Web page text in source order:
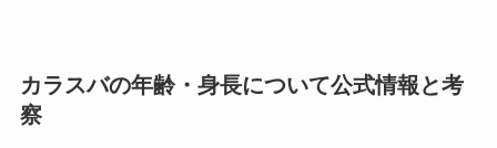
カラスバの年齢・身長について公式情報と考
察